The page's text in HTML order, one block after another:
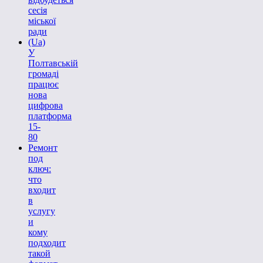
сесія
міської
ради
(Ua)
У
Полтавській
громаді
працює
нова
цифрова
платформа
15-
80
Ремонт
под
ключ:
что
входит
в
услугу
и
кому
подходит
такой